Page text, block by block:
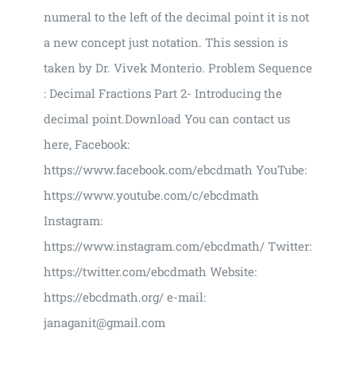
numeral to the left of the decimal point it is not
a new concept just notation. This session is
taken by Dr. Vivek Monterio. Problem Sequence
: Decimal Fractions Part 2- Introducing the
decimal point.Download You can contact us
here, Facebook:
https://www.facebook.com/ebcdmath​ YouTube:
https://www.youtube.com/c/ebcdmath​
Instagram:
https://www.instagram.com/ebcdmath/​ Twitter:
https://twitter.com/ebcdmath​ Website:
https://ebcdmath.org/​ e-mail:
janaganit@gmail.com